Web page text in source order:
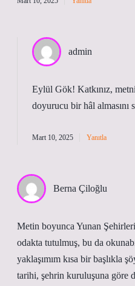
admin
Eylül Gök! Katkınız,
doyurucu bir hâl almasını
Mart 10, 2025 Yanıtla
Berna Çiloğlu
Metin boyunca Yunan
odakta tutulmuş, bu da
yaklaşımım kısa bir başlıkla
tarihi, şehrin kuruluşuna göre